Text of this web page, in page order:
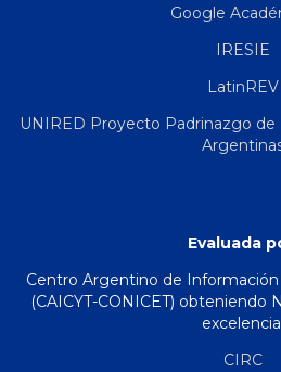
Google
IRESIE
LatinREV
UNIRED Proyecto Padrinazgo de
Evaluada
Centro Argentino de
(CAICYT-CONICET) obteniendo
CIRC